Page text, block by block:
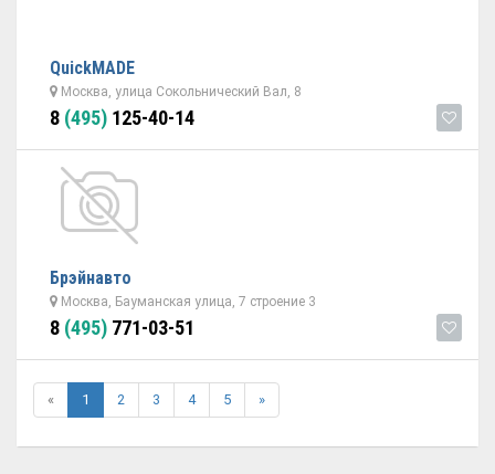
QuickMADE
Москва, улица Сокольнический Вал, 8
8 (495) 125-40-14
Брэйнавто
Москва, Бауманская улица, 7 строение 3
8 (495) 771-03-51
« 1 2 3 4 5 »